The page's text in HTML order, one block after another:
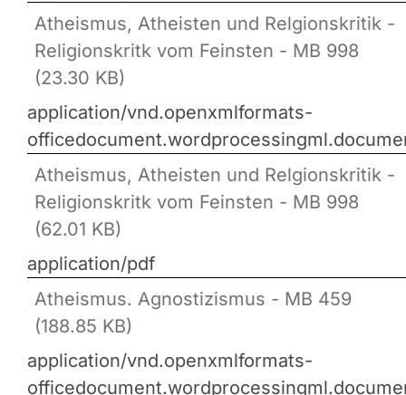
Atheismus, Atheisten und Relgionskritik -
Religionskritk vom Feinsten - MB 998
(23.30 KB)
application/vnd.openxmlformats-
Atheismus, Atheisten und Relgionskritik -
Religionskritk vom Feinsten - MB 998
(62.01 KB)
application/pdf
Atheismus. Agnostizismus - MB 459
(188.85 KB)
application/vnd.openxmlformats-